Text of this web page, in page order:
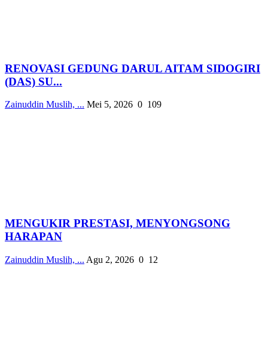
RENOVASI GEDUNG DARUL AITAM SIDOGIRI
(DAS) SU...
Zainuddin Muslih, ... Mei 5, 2026 0 109
MENGUKIR PRESTASI, MENYONGSONG
HARAPAN
Zainuddin Muslih, ... Agu 2, 2026 0 12